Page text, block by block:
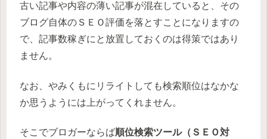
古い記事や内容の薄い記事が混在していると、その
ブログ自体のＳＥＯ評価を落とすことになりますの
で、記事数稼ぎにと放置しておくのは得策ではあり
ません。
なお、やみくもにリライトしても検索順位はなかな
か思うようには上がってくれません。
そこでブロガーならば順位検索ツール（ＳＥＯ対